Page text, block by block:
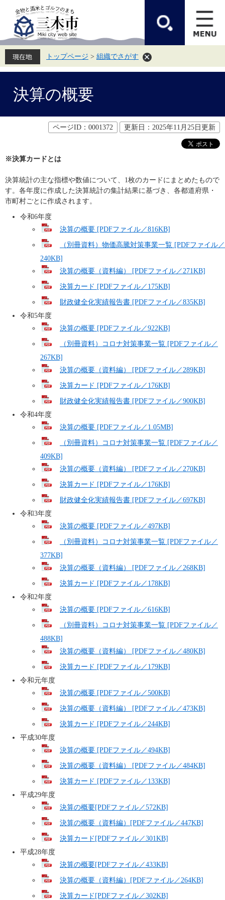
先
頭
す。
を
飛
し
トップページ > 組織でさがす
決算の概要
ページID：0001372 更新日：2025年11月25日更新
※決算カードとは
決算統計の主な指標や数値について、1枚のカードにまとめたもので
す。各年度に作成した決算統計の集計結果に基づき、各都道府県・
市町村ごとに作成されます。
令和6年度
決算の概要 [PDFファイル／816KB]
（別冊資料）物価高騰対策事業一覧 [PDFファイル／
240KB]
決算の概要（資料編） [PDFファイル／271KB]
決算カード [PDFファイル／175KB]
財政健全化実績報告書 [PDFファイル／835KB]
令和5年度
決算の概要 [PDFファイル／922KB]
（別冊資料）コロナ対策事業一覧 [PDFファイル／
267KB]
決算の概要（資料編） [PDFファイル／289KB]
決算カード [PDFファイル／176KB]
財政健全化実績報告書 [PDFファイル／900KB]
令和4年度
決算の概要 [PDFファイル／1.05MB]
（別冊資料）コロナ対策事業一覧 [PDFファイル／
409KB]
決算の概要（資料編） [PDFファイル／270KB]
決算カード [PDFファイル／176KB]
財政健全化実績報告書 [PDFファイル／697KB]
令和3年度
決算の概要 [PDFファイル／497KB]
（別冊資料）コロナ対策事業一覧 [PDFファイル／
377KB]
決算の概要（資料編） [PDFファイル／268KB]
決算カード [PDFファイル／178KB]
令和2年度
決算の概要 [PDFファイル／616KB]
（別冊資料）コロナ対策事業一覧 [PDFファイル／
488KB]
決算の概要（資料編） [PDFファイル／480KB]
決算カード [PDFファイル／179KB]
令和元年度
決算の概要 [PDFファイル／500KB]
決算の概要（資料編） [PDFファイル／473KB]
決算カード [PDFファイル／244KB]
平成30年度
決算の概要 [PDFファイル／494KB]
決算の概要（資料編） [PDFファイル／484KB]
決算カード [PDFファイル／133KB]
平成29年度
決算の概要[PDFファイル／572KB]
決算の概要（資料編）[PDFファイル／447KB]
決算カード[PDFファイル／301KB]
平成28年度
決算の概要[PDFファイル／433KB]
決算の概要（資料編）[PDFファイル／264KB]
決算カード[PDFファイル／302KB]